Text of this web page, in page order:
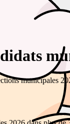
municipales